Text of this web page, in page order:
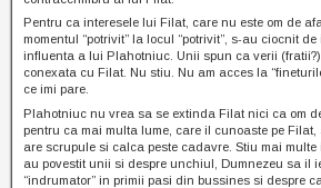
Pentru ca interesele lui Filat, care nu este om de
momentul “potrivit” la locul “potrivit”, s-au ciocnit
influenta a lui Plahotniuc. Unii spun ca verii
conexata cu Filat. Nu stiu. Nu am acces la
ce imi pare.
Plahotniuc nu vrea sa se extinda Filat nici ca om
pentru ca mai multa lume, care il cunoaste pe
are scrupule si calca peste cadavre. Stiu mai
au povestit unii si despre unchiul, Dumnezeu sa il
“indrumator” in primii pasi din bussines si despre